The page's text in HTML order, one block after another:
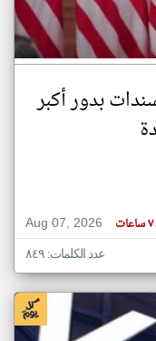
بدور أكبر
Aug 07, 2026
عدد الكلمات: ٨٤٩